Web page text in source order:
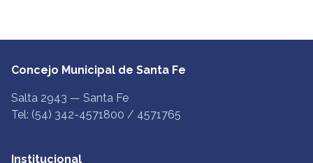
Concejo Municipal de Santa Fe
Salta 2943 — Santa Fe
Tel: (54) 342-4571800 / 4571765
Institucional